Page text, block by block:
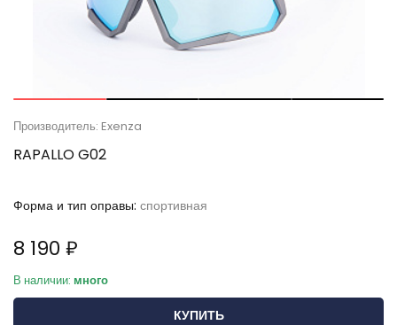
Производитель: Exenza
RAPALLO G02
Форма и тип оправы: спортивная
8 190 ₽
В наличии: много
КУПИТЬ